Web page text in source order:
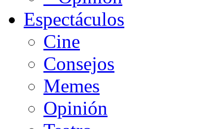
Espectáculos
Cine
Consejos
Memes
Opinión